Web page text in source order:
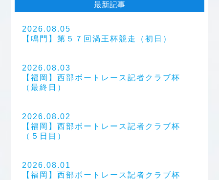
最新記事
2026.08.05
【鳴門】第５７回渦王杯競走（初日）
2026.08.03
【福岡】西部ボートレース記者クラブ杯
（最終日）
2026.08.02
【福岡】西部ボートレース記者クラブ杯
（５日目）
2026.08.01
【福岡】西部ボートレース記者クラブ杯